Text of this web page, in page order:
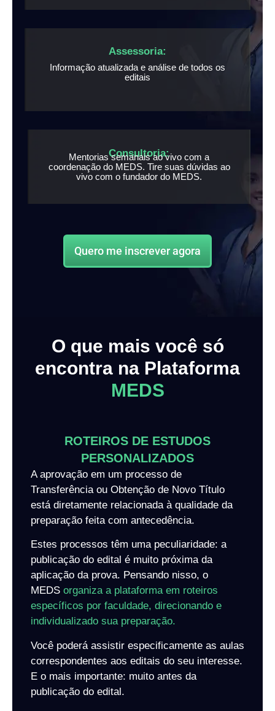
Assessoria:
Informação atualizada e análise de todos os
editais
Consultoria:
Mentorias semanais ao vivo com a
coordenação do MEDS. Tire suas dúvidas ao
vivo com o fundador do MEDS.
Quero me inscrever agora
O que mais você só
encontra na Plataforma
MEDS
ROTEIROS DE ESTUDOS
PERSONALIZADOS
A aprovação em um processo de
Transferência ou Obtenção de Novo Título
está diretamente relacionada à qualidade da
preparação feita com antecedência.
Estes processos têm uma peculiaridade: a
publicação do edital é muito próxima da
aplicação da prova. Pensando nisso, o
MEDS organiza a plataforma em roteiros
específicos por faculdade, direcionando e
individualizado sua preparação.
Você poderá assistir especificamente as aulas
correspondentes aos editais do seu interesse.
E o mais importante: muito antes da
publicação do edital.